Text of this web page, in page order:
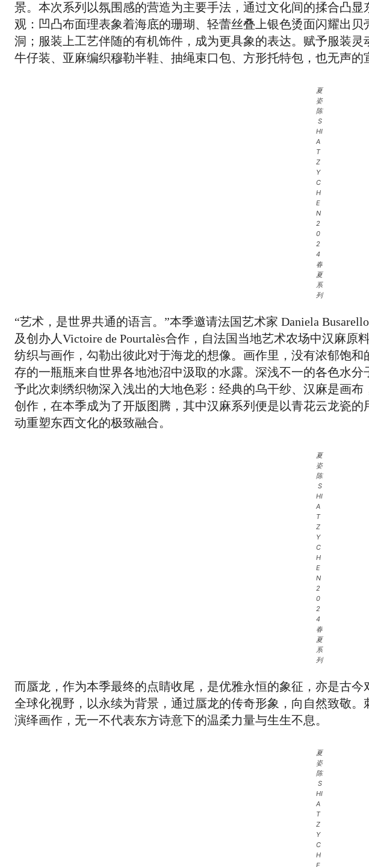
景。本次系列以氛围感的营造为主要手法，通过文化间的揉合凸
观：凹凸布面理表象着海底的珊瑚、轻蕾丝叠上银色烫面闪耀出
洞；服装上工艺伴随的有机饰件，成为更具象的表达。赋予服装
牛仔装、亚麻编织穆勒半鞋、抽绳束口包、方形托特包，也无声的
夏
姿
陈
S
HI
A
T
Z
Y
C
H
E
N
2
0
2
4
春
夏
系
列
“艺术，是世界共通的语言。”本季邀请法国艺术家 Daniela
及创办人Victoire de Pourtalès合作，自法国当地艺术农场中汉麻
纺织与画作，勾勒出彼此对于海龙的想像。画作里，没有浓郁饱
存的一瓶瓶来自世界各地池沼中汲取的水露。深浅不一的各色水
予此次刺绣织物深入浅出的大地色彩：经典的乌干纱、汉麻是画
创作，在本季成为了开版图腾，其中汉麻系列便是以青花云龙瓷
动重塑东西文化的极致融合。
夏
姿
陈
S
HI
A
T
Z
Y
C
H
E
N
2
0
2
4
春
夏
系
列
而蜃龙，作为本季最终的点睛收尾，是优雅永恒的象征，亦是古
全球化视野，以永续为背景，通过蜃龙的传奇形象，向自然致敬
演绎画作，无一不代表东方诗意下的温柔力量与生生不息。
夏
姿
陈
S
HI
A
T
Z
Y
C
H
E